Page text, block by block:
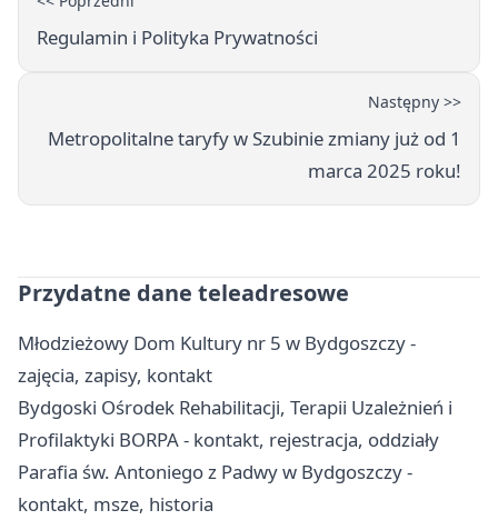
Regulamin i Polityka Prywatności
Następny >>
Metropolitalne taryfy w Szubinie zmiany już od 1
marca 2025 roku!
Przydatne dane teleadresowe
Młodzieżowy Dom Kultury nr 5 w Bydgoszczy -
zajęcia, zapisy, kontakt
Bydgoski Ośrodek Rehabilitacji, Terapii Uzależnień i
Profilaktyki BORPA - kontakt, rejestracja, oddziały
Parafia św. Antoniego z Padwy w Bydgoszczy -
kontakt, msze, historia